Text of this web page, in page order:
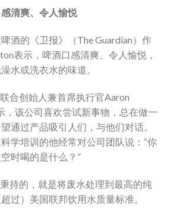
清爽、令人愉悦
酒的《卫报》（The Guardian）作
表示，啤酒口感清爽、令人愉悦，
水或洗衣水的味道。
合创始人兼首席执行官Aaron
，该公司喜欢尝试新事物，总在做一
通过产品吸引人们，与他们对话。
学培训的他经常对公司团队说：“你
时喝的是什么？”
持的，就是将废水处理到最高的纯
过）美国联邦饮用水质量标准。